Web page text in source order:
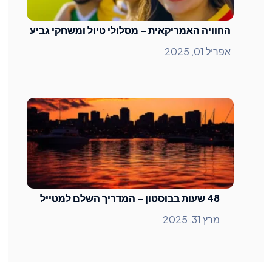
החוויה האמריקאית – מסלולי טיול ומשחקי גביע
אפריל 01, 2025
48 שעות בבוסטון – המדריך השלם למטייל
מרץ 31, 2025